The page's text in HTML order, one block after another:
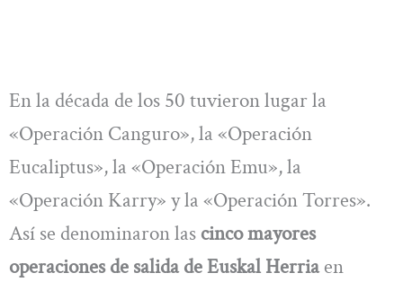
En la década de los 50 tuvieron lugar la
«Operación Canguro», la «Operación
Eucaliptus», la «Operación Emu», la
«Operación Karry» y la «Operación Torres».
Así se denominaron las cinco mayores
operaciones de salida de Euskal Herriaen